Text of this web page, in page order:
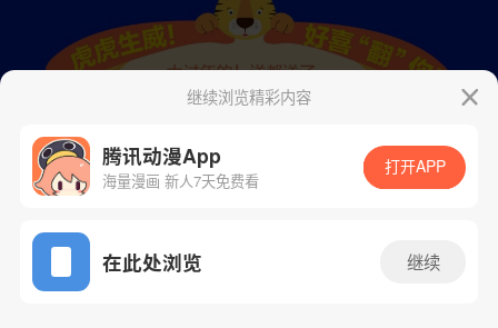
App免费看
继续浏览精彩内容
腾讯动漫App
海量漫画 新人7天免费看
打开APP
在此处浏览 继续